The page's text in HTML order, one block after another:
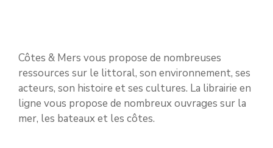
Côtes & Mers vous propose de nombreuses
ressources sur le littoral, son environnement, ses
acteurs, son histoire et ses cultures. La librairie en
ligne vous propose de nombreux ouvrages sur la
mer, les bateaux et les côtes.